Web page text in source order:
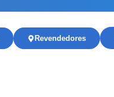
Revendedores